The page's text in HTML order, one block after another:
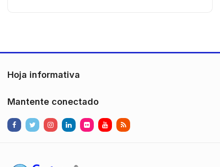
Hoja informativa
Mantente conectado